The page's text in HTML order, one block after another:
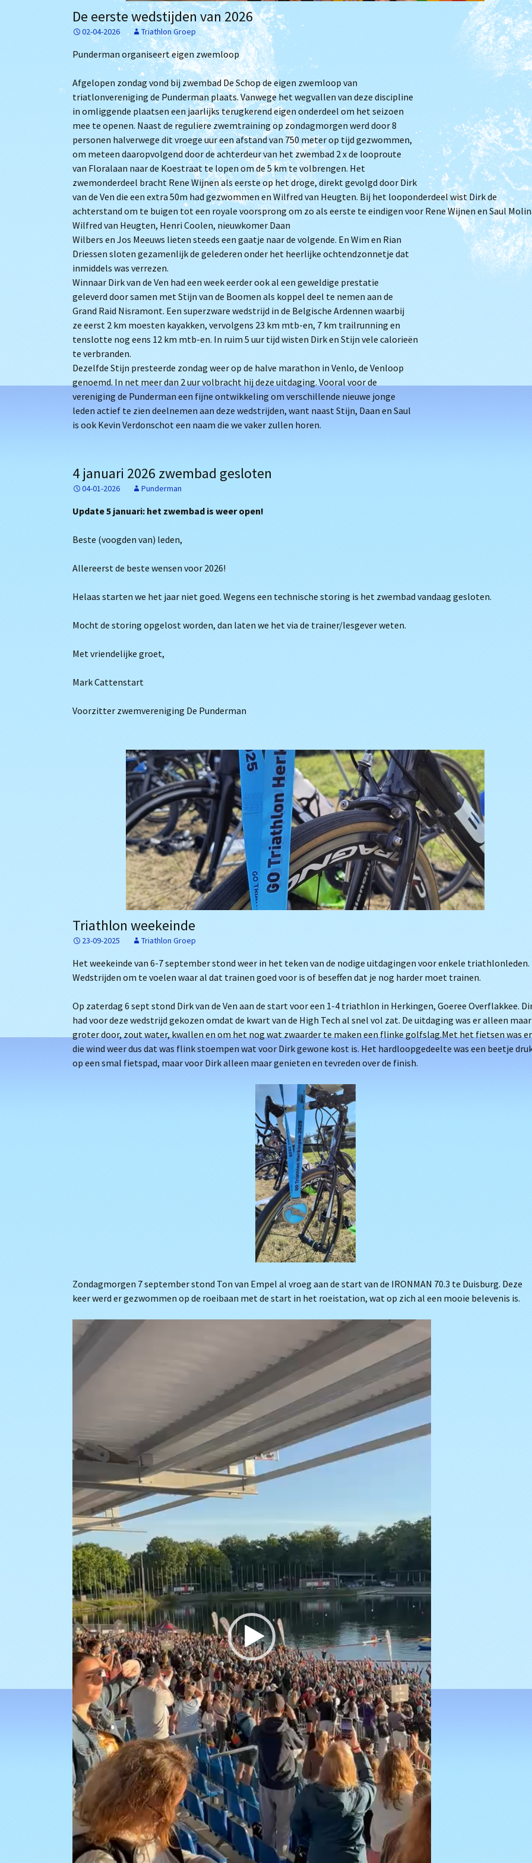
Het bestuur
Lidmaatschap
Trainingstijden
De zwembaden
Bij Willem
Archief
(Archief)
De eerste wedstijden van 2026
02-04-2026 Triathlon Groep
Punderman organiseert eigen zwemloop
Afgelopen zondag vond bij zwembad De Schop de eigen zwemloop van
triatlonvereniging de Punderman plaats. Vanwege het wegvallen van deze discipline
in omliggende plaatsen een jaarlijks terugkerend eigen onderdeel om het seizoen
mee te openen. Naast de reguliere zwemtraining op zondagmorgen werd door 8
personen halverwege dit vroege uur een afstand van 750 meter op tijd gezwommen,
om meteen daaropvolgend door de achterdeur van het zwembad 2 x de looproute
van Floralaan naar de Koestraat te lopen om de 5 km te volbrengen. Het
zwemonderdeel bracht Rene Wijnen als eerste op het droge, direkt gevolgd door Dirk
van de Ven die een extra 50m had gezwommen en Wilfred van Heugten. Bij het looponderdeel wist Dirk de
achterstand om te buigen tot een royale voorsprong om zo als eerste te eindigen voor Rene Wijnen en Saul
Wilfred van Heugten, Henri Coolen, nieuwkomer Daan
Wilbers en Jos Meeuws lieten steeds een gaatje naar de volgende. En Wim en Rian
Driessen sloten gezamenlijk de gelederen onder het heerlijke ochtendzonnetje dat
inmiddels was verrezen.
Winnaar Dirk van de Ven had een week eerder ook al een geweldige prestatie
geleverd door samen met Stijn van de Boomen als koppel deel te nemen aan de
Grand Raid Nisramont. Een superzware wedstrijd in de Belgische Ardennen waarbij
ze eerst 2 km moesten kayakken, vervolgens 23 km mtb-en, 7 km trailrunning en
tenslotte nog eens 12 km mtb-en. In ruim 5 uur tijd wisten Dirk en Stijn vele calorieën
te verbranden.
Dezelfde Stijn presteerde zondag weer op de halve marathon in Venlo, de Venloop
genoemd. In net meer dan 2 uur volbracht hij deze uitdaging. Vooral voor de
vereniging de Punderman een fijne ontwikkeling om verschillende nieuwe jonge
leden actief te zien deelnemen aan deze wedstrijden, want naast Stijn, Daan en Saul
is ook Kevin Verdonschot een naam die we vaker zullen horen.
4 januari 2026 zwembad gesloten
04-01-2026 Punderman
Update 5 januari: het zwembad is weer open!
Beste (voogden van) leden,
Allereerst de beste wensen voor 2026!
Helaas starten we het jaar niet goed. Wegens een technische storing is het zwembad vandaag gesloten.
Mocht de storing opgelost worden, dan laten we het via de trainer/lesgever weten.
Met vriendelijke groet,
Mark Cattenstart
Voorzitter zwemvereniging De Punderman
Triathlon weekeinde
23-09-2025 Triathlon Groep
Het weekeinde van 6-7 september stond weer in het teken van de nodige uitdagingen voor enkele triathlonleden.
Wedstrijden om te voelen waar al dat trainen goed voor is of beseffen dat je nog harder moet trainen.
Op zaterdag 6 sept stond Dirk van de Ven aan de start voor een 1-4 triathlon in Herkingen, Goeree Overflakkee.
had voor deze wedstrijd gekozen omdat de kwart van de High Tech al snel vol zat. De uitdaging was er alleen maar
groter door, zout water, kwallen en om het nog wat zwaarder te maken een flinke golfslag.Met het fietsen was er
die wind weer dus dat was flink stoempen wat voor Dirk gewone kost is. Het hardloopgedeelte was een beetje
op een smal fietspad, maar voor Dirk alleen maar genieten en tevreden over de finish.
Zondagmorgen 7 september stond Ton van Empel al vroeg aan de start van de IRONMAN 70.3 te Duisburg. Deze
keer werd er gezwommen op de roeibaan met de start in het roeistation, wat op zich al een mooie belevenis is.
Videospeler